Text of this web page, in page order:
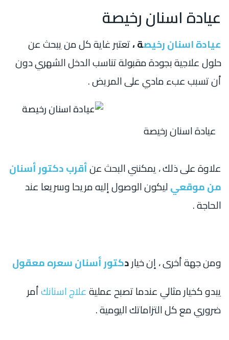
عيادة اسنان رخيصة
عيادة اسنان رخيصة ،تعتبر غاية كل من يبحث عن
حلول علاجية بجودة مقبولة تناسب الدخل الشهري دون
أن تسبب عبء مادي على المريض .
عيادة اسنان رخيصة
علاوة على ذلك ، يمكنني البحث عنأقرب دكتور أسنان
من موقعيليكون الوصول إليه مريحا وسريعا عند
الحاجة .
ومن جهة أخرى ، إن خياردكتور أسنان سعره معقول
يبدو كخيار مثالي عندما تصبح عمليةعلاج اسنانكأمر
ضروري مع كل التزاماتك اليومية .